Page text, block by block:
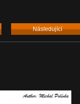
Následující